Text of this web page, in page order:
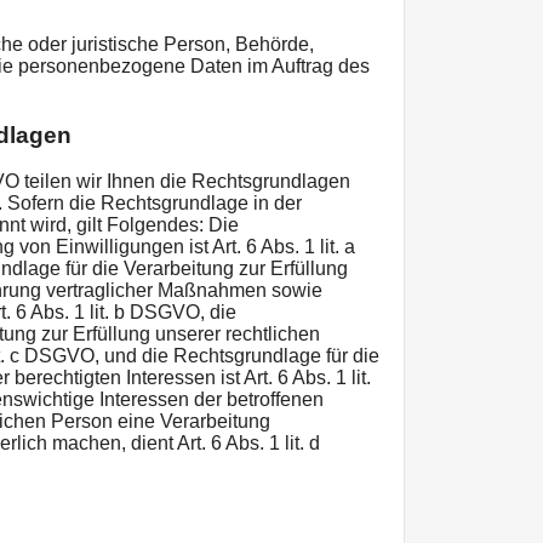
oder juristische Person, Behörde,
personenbezogene Daten im Auftrag des
teilen wir Ihnen die Rechtsgrundlagen
die Rechtsgrundlage in der
wird, gilt Folgendes: Die
von Einwilligungen ist Art. 6 Abs. 1 lit. a
für die Verarbeitung zur Erfüllung
vertraglicher Maßnahmen sowie
6 Abs. 1 lit. b DSGVO, die
zur Erfüllung unserer rechtlichen
c DSGVO, und die Rechtsgrundlage für die
berechtigten Interessen ist Art. 6 Abs. 1 lit.
Interessen der betroffenen
Person eine Verarbeitung
machen, dient Art. 6 Abs. 1 lit. d